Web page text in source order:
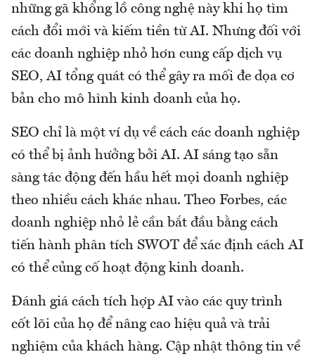
những gã khổng lồ công nghệ này khi họ tìm
cách đổi mới và kiếm tiền từ AI. Nhưng đối với
các doanh nghiệp nhỏ hơn cung cấp dịch vụ
SEO, AI tổng quát có thể gây ra mối đe dọa cơ
bản cho mô hình kinh doanh của họ.
SEO chỉ là một ví dụ về cách các doanh nghiệp
có thể bị ảnh hưởng bởi AI. AI sáng tạo sẵn
sàng tác động đến hầu hết mọi doanh nghiệp
theo nhiều cách khác nhau. Theo Forbes, các
doanh nghiệp nhỏ lẻ cần bắt đầu bằng cách
tiến hành phân tích SWOT để xác định cách AI
có thể củng cố hoạt động kinh doanh.
Đánh giá cách tích hợp AI vào các quy trình
cốt lõi của họ để nâng cao hiệu quả và trải
nghiệm của khách hàng. Cập nhật thông tin về